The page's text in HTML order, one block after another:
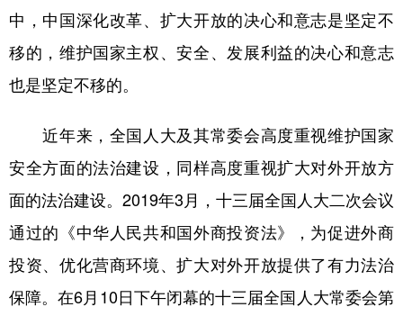
中，中国深化改革、扩大开放的决心和意志是坚定不
移的，维护国家主权、安全、发展利益的决心和意志
也是坚定不移的。
近年来，全国人大及其常委会高度重视维护国家
安全方面的法治建设，同样高度重视扩大对外开放方
面的法治建设。2019年3月，十三届全国人大二次会议
通过的《中华人民共和国外商投资法》，为促进外商
投资、优化营商环境、扩大对外开放提供了有力法治
保障。在6月10日下午闭幕的十三届全国人大常委会第